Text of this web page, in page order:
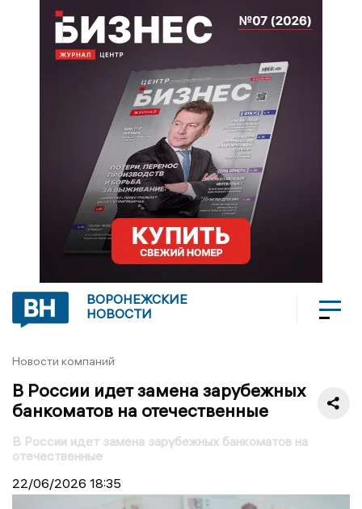
ВОРОНЕЖСКИЕ
НОВОСТИ
Новости компаний
В России идет замена зарубежных
банкоматов на отечественные
В России идет замена зарубежных банкоматов на
отечественные
22/06/2026 18:35